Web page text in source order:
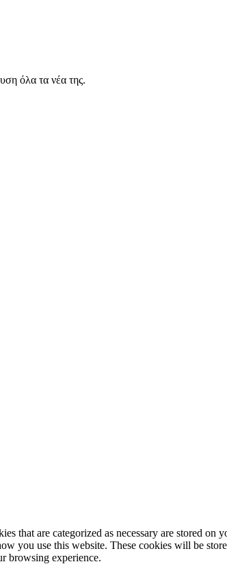
όλα τα νέα της.
that are categorized as necessary are stored on
you use this website. These cookies will be
browsing experience.